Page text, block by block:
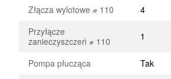
Złącza wylotowe ⌀ 110
4
Przyłącze
zanieczyszczeń ⌀ 110
1
Pompa płucząca
Tak